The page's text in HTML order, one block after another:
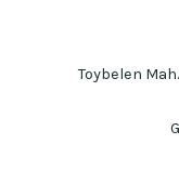
Toybelen